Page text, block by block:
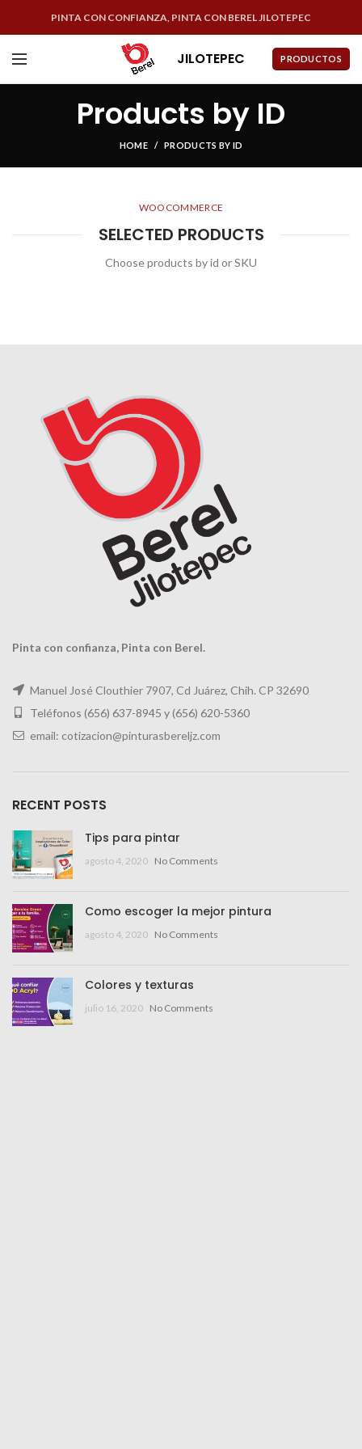
PINTA CON CONFIANZA, PINTA CON BEREL JILOTEPEC
JILOTEPEC PRODUCTOS
Products by ID
HOME PRODUCTS BY ID
WOOCOMMERCE
SELECTED PRODUCTS
Choose products by id or SKU
Pinta con confianza, Pinta con Berel.
Manuel José Clouthier 7907, Cd Juárez, Chih. CP 32690
Teléfonos (656) 637-8945 y(656) 620-5360
email: cotizacion@pinturasbereljz.com
RECENT POSTS
Tips para pintar
agosto 4, 2020 No Comments
Como escoger la mejor pintura
agosto 4, 2020 No Comments
Colores y texturas
julio 16, 2020 No Comments